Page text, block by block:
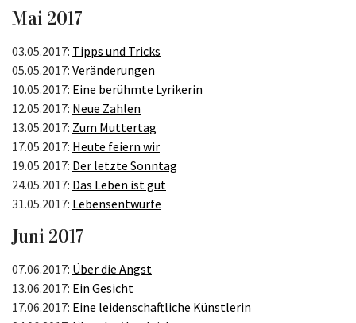
Mai 2017
03.05.2017: Tipps und Tricks
05.05.2017: Veränderungen
10.05.2017: Eine berühmte Lyrikerin
12.05.2017: Neue Zahlen
13.05.2017: Zum Muttertag
17.05.2017: Heute feiern wir
19.05.2017: Der letzte Sonntag
24.05.2017: Das Leben ist gut
31.05.2017: Lebensentwürfe
Juni 2017
07.06.2017: Über die Angst
13.06.2017: Ein Gesicht
17.06.2017: Eine leidenschaftliche Künstlerin